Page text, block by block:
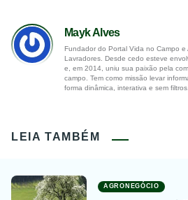
Mayk Alves
Fundador do Portal Vida no Campo
Lavradores. Desde cedo esteve
e, em 2014, uniu sua paixão pela
campo. Tem como missão levar
forma dinâmica, interativa e sem filtros.
LEIA TAMBÉM
AGRONEGÓCIO